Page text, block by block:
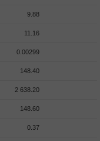
9.88
11.16
0.00299
148.40
2 638.20
148.60
0.37